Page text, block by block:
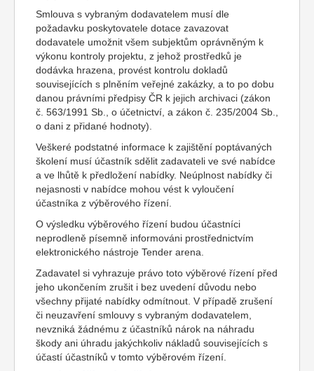
Smlouva s vybraným dodavatelem musí dle
požadavku poskytovatele dotace zavazovat
dodavatele umožnit všem subjektům oprávněným k
výkonu kontroly projektu, z jehož prostředků je
dodávka hrazena, provést kontrolu dokladů
souvisejících s plněním veřejné zakázky, a to po dobu
danou právními předpisy ČR k jejich archivaci (zákon
č. 563/1991 Sb., o účetnictví, a zákon č. 235/2004 Sb.,
o dani z přidané hodnoty).
Veškeré podstatné informace k zajištění poptávaných
školení musí účastník sdělit zadavateli ve své nabídce
a ve lhůtě k předložení nabídky. Neúplnost nabídky či
nejasnosti v nabídce mohou vést k vyloučení
účastníka z výběrového řízení.
O výsledku výběrového řízení budou účastníci
neprodleně písemně informováni prostřednictvím
elektronického nástroje Tender arena.
Zadavatel si vyhrazuje právo toto výběrové řízení před
jeho ukončením zrušit i bez uvedení důvodu nebo
všechny přijaté nabídky odmítnout. V případě zrušení
či neuzavření smlouvy s vybraným dodavatelem,
nevzniká žádnému z účastníků nárok na náhradu
škody ani úhradu jakýchkoliv nákladů souvisejících s
účastí účastníků v tomto výběrovém řízení.